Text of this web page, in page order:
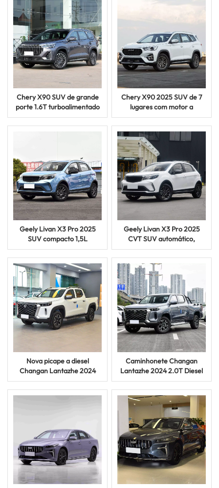
Chery X90 SUV de grande
porte 1.6T turboalimentado
a gasolina, veículo com
interior confortável
Chery X90 2025 SUV de 7
lugares com motor a
gasolina e transmissão
automática, carro familiar
usado
Geely Livan X3 Pro 2025
SUV compacto 1,5L
transmissão manual gasolina
carro usado
Geely Livan X3 Pro 2025
CVT SUV automático,
veículo a gasolina com 5
lugares e baixo consumo de
combustível
Nova picape a diesel
Changan Lantazhe 2024
cabine dupla, 4x4, utilitário
off-road
Caminhonete Changan
Lantazhe 2024 2.0T Diesel
Transmissão Manual 4WD
Veículo Utilitário